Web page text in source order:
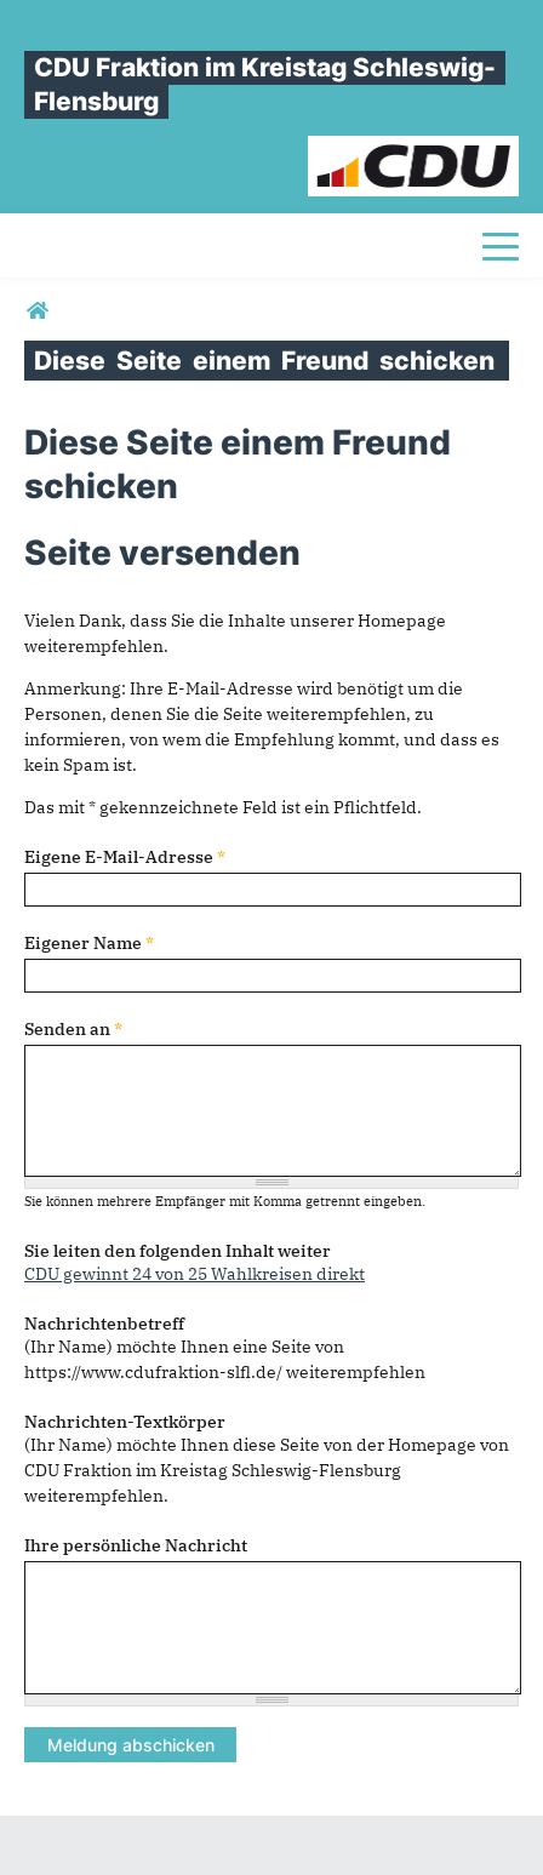
CDU Fraktion im Kreistag Schleswig-
Flensburg
Sie sind hier
Diese Seite einem Freund schicken
Diese Seite einem Freund
schicken
Seite versenden
Vielen Dank, dass Sie die Inhalte unserer Homepage
weiterempfehlen.
Anmerkung: Ihre E-Mail-Adresse wird benötigt um die
Personen, denen Sie die Seite weiterempfehlen, zu
informieren, von wem die Empfehlung kommt, und dass es
kein Spam ist.
Das mit * gekennzeichnete Feld ist ein Pflichtfeld.
Eigene E-Mail-Adresse *
Eigener Name *
Senden an*
Sie können mehrere Empfänger mit Komma getrennt eingeben.
Sie leiten den folgenden Inhalt weiter
CDU gewinnt 24 von 25 Wahlkreisen direkt
Nachrichtenbetreff
(Ihr Name) möchte Ihnen eine Seite von
https://www.cdufraktion-slfl.de/ weiterempfehlen
Nachrichten-Textkörper
(Ihr Name) möchte Ihnen diese Seite von der Homepage von
CDU Fraktion im Kreistag Schleswig-Flensburg
weiterempfehlen.
Ihre persönliche Nachricht